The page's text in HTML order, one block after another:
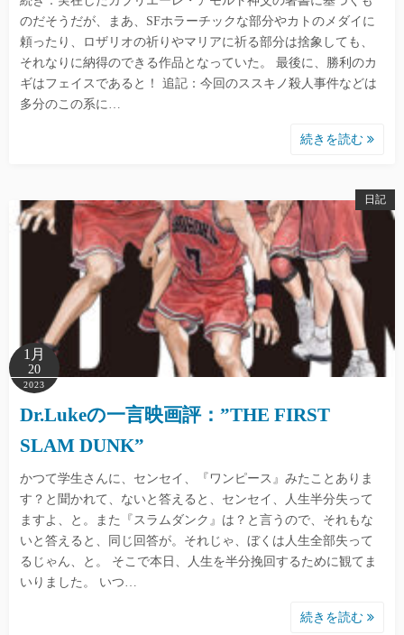
のだそうだが、まあ、SFホラーチックな部分やカトのメダイに
頼ったり、ロザリオの祈りやマリアに祈る部分は捨象しても、
それなりに納得のできる作品となっていた。 最後に、勝利のカ
ギはフェイスであると！ 追記：今回のススキノ殺人事件などは
多分のこの系に…
続きを読む
日記
1月
20
2023
Dr.Lukeの一言映画評：”THE FIRST
SLAM DUNK”
かつて学生さんに、センセイ、『ワンピース』みたことありま
す？と聞かれて、ないと答えると、センセイ、人生半分失って
ますよ、と。また『スラムダンク』は？と言うので、それもな
いと答えると、同じ回答が。それじゃ、ぼくは人生全部失って
るじゃん、と。 そこで本日、人生を半分挽回するために観てま
いりました。 いつ…
続きを読む